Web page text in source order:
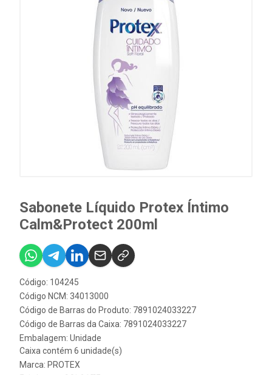
Sabonete Líquido Protex Íntimo
Calm&Protect 200ml
Código: 104245
Código NCM: 34013000
Código de Barras do Produto: 7891024033227
Código de Barras da Caixa: 7891024033227
Embalagem: Unidade
Caixa contém 6 unidade(s)
Marca: PROTEX